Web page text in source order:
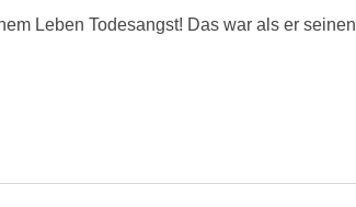
Leben Todesangst! Das war als er seinen